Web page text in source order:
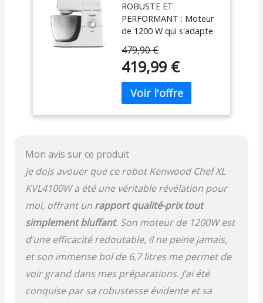
Crochets et Fouets
pour Pétrir, Idéal
pour Monter et
Mélanger, Bol de
6.7 L Lavable au
Lave-Vaisselle,
1200W, Blanc
ROBUSTE ET
PERFORMANT : Moteur
de 1200 W qui s'adapte
opération ; utilisez
seulement la puissance
nécessaire CREEZ : Votre
aide la plus précieuse en
cuisine, jour après jour,
pour pétrir, battre,
meilleur allié en cuisine, le
grand bol est lavable au
contenir la quantité de
pâte souhaitée RÈGLEZ
VOTRE VITESSE :
Molette pratique pour
augmenter ou diminuer
lentement la vitesse
selon vos besoins KIT
D'OUTILS INCLUS :
Equipé d'un fouet, d'un
479,90 €
419,99 €
Mon avis sur ce produit
Je dois avouer que ce robot Kenwood Chef XL
KVL4100W a été une véritable révélation pour
moi, offrant un rapport qualité-prix tout
simplement bluffant. Son moteur de 1200W est
d’une efficacité redoutable, il ne peine jamais,
et son immense bol de 6,7 litres me permet de
voir grand dans mes préparations. J’ai été
conquise par sa robustesse évidente et sa